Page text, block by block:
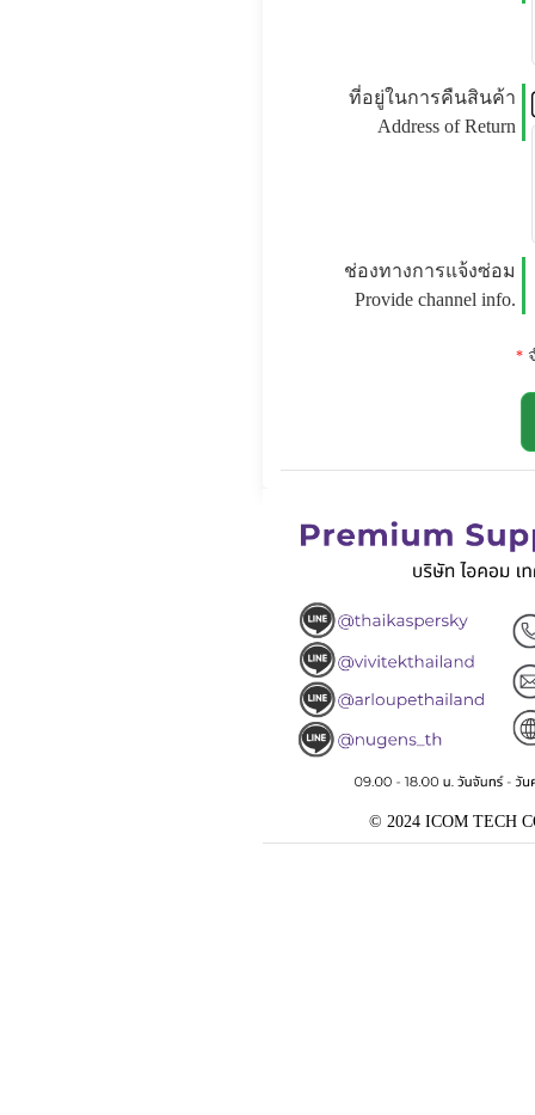
ที่อยู่ในการคืนสินค้า
Address of Return
ช่องทางการแจ้งซ่อม
Provide channel info.
*จ
© 2024 ICOM TECH